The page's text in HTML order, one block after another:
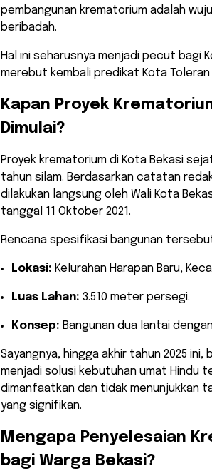
pembangunan krematorium adalah
beribadah.
Hal ini seharusnya menjadi pecut bagi
merebut kembali predikat Kota Toleran
​Kapan Proyek
Dimulai?
​Proyek krematorium di Kota Bekasi
tahun silam. Berdasarkan catatan
dilakukan langsung oleh Wali Kota
tanggal 11 Oktober 2021.
​Rencana spesifikasi bangunan
Lokasi: Kelurahan Harapan Baru,
Luas Lahan: 3.510 meter persegi.
Konsep: Bangunan dua lantai
​Sayangnya, hingga akhir tahun 2025
menjadi solusi kebutuhan umat Hindu
dimanfaatkan dan tidak menunjukkan
yang signifikan.
​Mengapa Penyelesaian
bagi Warga Bekasi?